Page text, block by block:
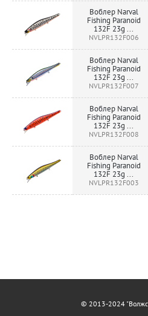
Воблер Narval
Fishing Paranoid
132F 23g ...
NVLPR132F006
Воблер Narval
Fishing Paranoid
132F 23g ...
NVLPR132F007
Воблер Narval
Fishing Paranoid
132F 23g ...
NVLPR132F008
Воблер Narval
Fishing Paranoid
132F 23g ...
NVLPR132F003
© 2013-2024